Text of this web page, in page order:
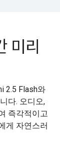
미리
2.5 Flash와
다. 오디오,
즉각적이고
게 자연스러